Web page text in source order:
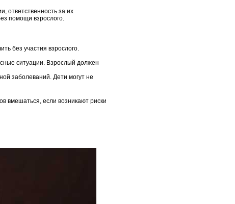
ответственность за их
помощи взрослого.
без участия взрослого.
ситуации. Взрослый должен
заболеваний. Дети могут не
вмешаться, если возникают риски